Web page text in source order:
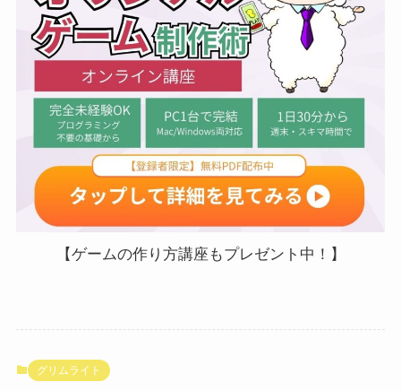
【ゲームの作り方講座もプレゼント中！】
グリムライト